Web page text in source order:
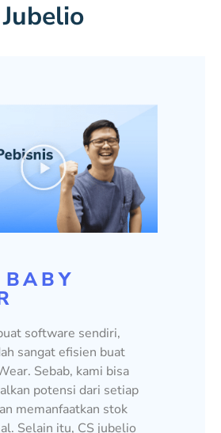
Jubelio
solusi yang selama
cari. Sejak 2019, kami
Jubelio karena
sistem omnichannel-
sekarang, kami
bisnis kami,
fitur stok manajemen.
ini, proses operasional
lebih efisien.
itmenggunakan
software sendiri,
sangat efisien buat
Sebab, kami bisa
potensi dari setiap
memanfaatkan stok
Selain itu, CS jubelio